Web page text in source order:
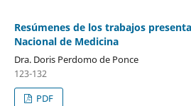
Resúmenes de los trabajos
Nacional de Medicina
Dra. Doris Perdomo de Ponce
123-132
PDF